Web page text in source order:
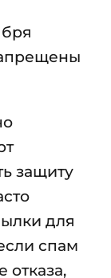
защиту
для
спам
отказа,